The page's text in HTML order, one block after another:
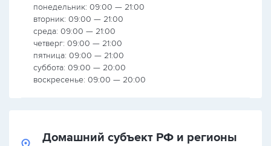
понедельник: 09:00 — 21:00
вторник: 09:00 — 21:00
среда: 09:00 — 21:00
четверг: 09:00 — 21:00
пятница: 09:00 — 21:00
суббота: 09:00 — 20:00
воскресенье: 09:00 — 20:00
Домашний субъект РФ и регионы